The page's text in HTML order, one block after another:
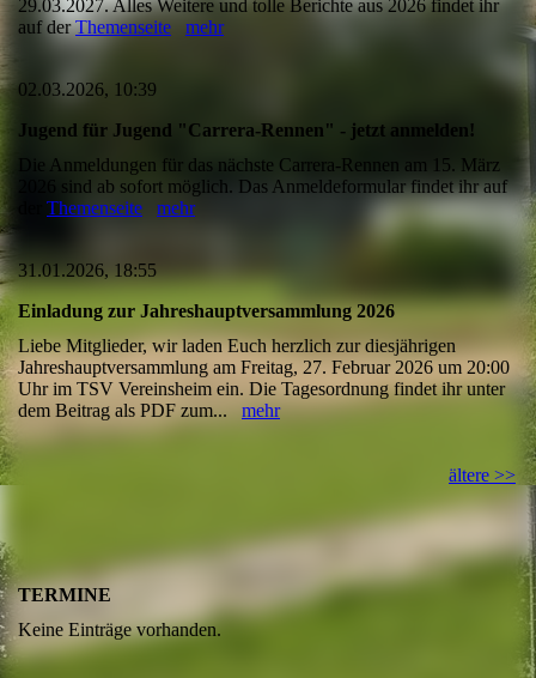
29.03.2027. Alles Weitere und tolle Berichte aus 2026 findet ihr
auf derThemenseite mehr
02.03.2026, 10:39
Jugend für Jugend "Carrera-Rennen" - jetzt anmelden!
Die Anmeldungen für das nächste Carrera-Rennen am 15. März
2026 sind ab sofort möglich. Das Anmeldeformular findet ihr auf
Themenseite mehr
31.01.2026, 18:55
Einladung zur Jahreshauptversammlung 2026
Liebe Mitglieder, wir laden Euch herzlich zur diesjährigen
Jahreshauptversammlung am Freitag, 27. Februar 2026 um 20:00
Uhr im TSV Vereinsheim ein. Die Tagesordnung findet ihr unter
dem Beitrag als PDF zum... mehr
ältere >>
TERMINE
Keine Einträge vorhanden.